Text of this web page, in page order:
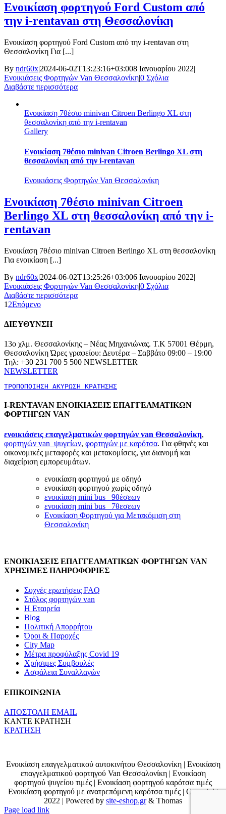
Ενοικίαση φορτηγού Ford Custom από
την i-rentavan στη Θεσσαλονίκη
Ενοικίαση φορτηγού Ford Custom από την i-rentavan στη
Θεσσαλονίκη Για [...]
By ndr60x|2024-06-02T13:23:16+03:008 Ιανουαρίου 2022|
Ενοικιάσεις Φορτηγών Van Θεσσαλονίκη|0 Σχόλια
Διαβάστε περισσότερα
Ενοικίαση 7θέσιο minivan Citroen Berlingo XL στη
θεσσαλονίκη από την i-rentavan
Gallery
Ενοικίαση 7θέσιο minivan Citroen Berlingo XL στη
θεσσαλονίκη από την i-rentavan
Ενοικιάσεις Φορτηγών Van Θεσσαλονίκη
Ενοικίαση 7θέσιο minivan Citroen
Berlingo XL στη θεσσαλονίκη από την i-
rentavan
Ενοικίαση 7θέσιο minivan Citroen Berlingo XL στη θεσσαλονίκη
Για ενοικίαση [...]
By ndr60x|2024-06-02T13:25:26+03:006 Ιανουαρίου 2022|
Ενοικιάσεις Φορτηγών Van Θεσσαλονίκη|0 Σχόλια
Διαβάστε περισσότερα
1 2Επόμενο
ΔΙΕΥΘΥΝΣΗ
13ο χλμ. Θεσσαλονίκης – Νέας Μηχανιώνας. Τ.Κ 57001 Θέρμη,
Θεσσαλονίκη Ώρες γραφείου: Δευτέρα – Σαββάτο 09:00 – 19:00
Τηλ: +30 231 700 5 500 NEWSLETTER
NEWSLETTER
ΤΡΟΠΟΠΟΙΗΣΗ ΑΚΥΡΩΣΗ ΚΡΑΤΗΣΗΣ
I-RENTAVAN ΕΝΟΙΚΙΑΣΕΙΣ ΕΠΑΓΓΕΛΜΑΤΙΚΩΝ
ΦΟΡΤΗΓΩΝ VAN
ενοικιάσεις επαγγελματικών φορτηγών van Θεσσαλονίκη,
φορτηγών van ψυγείων, φορτηγών με καρότσα. Για φθηνές και
οικονομικές μεταφορές και μετακομίσεις, για διανομή και
διαχείριση εμπορευμάτων.
ενοικίαση φορτηγού με οδηγό
ενοικίαση φορτηγού χωρίς οδηγό
ενοικίαση mini bus 9θέσεων
ενοικίαση mini bus 7θεσεων
Ενοικίαση Φορτηγού για Μετακόμιση στη
Θεσσαλονίκη
ΕΝΟΙΚΙΑΣΕΙΣ ΕΠΑΓΓΕΛΜΑΤΙΚΩΝ ΦΟΡΤΗΓΩΝ VAN
ΧΡΗΣΙΜΕΣ ΠΛΗΡΟΦΟΡΙΕΣ
Συχνές ερωτήσεις FAQ
Στόλος φορτηγών van
Η Εταιρεία
Blog
Πολιτική Απορρήτου
Όροι & Παροχές
City Map
Μέτρα προφύλαξης Covid 19
Χρήσιμες Συμβουλές
Ασφάλεια Συναλλαγών
ΕΠΙΚΟΙΝΩΝΙΑ
ΑΠΟΣΤΟΛΗ EMAIL
ΚΑΝΤΕ ΚΡΑΤΗΣΗ
ΚΡΑΤΗΣΗ
Ενοικίαση επαγγελματικού αυτοκινήτου Θεσσαλονίκη | Ενοικίαση
επαγγελματικού φορτηγού Van Θεσσαλονίκη | Eνοικίαση
φορτηγού ψυγείου τιμές | Eνοικίαση φορτηγού καρότσα τιμές
Eνοικίαση φορτηγού με ανατρεπόμενη καρότσα τιμές | Copyright
2022 | Powered by site-eshop.gr& Thomas
Page load link